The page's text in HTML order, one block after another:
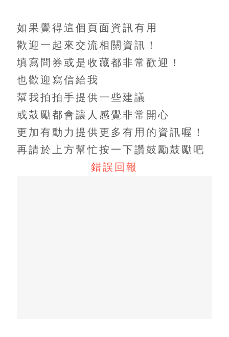
如果覺得這個頁面資訊有用
歡迎一起來交流相關資訊！
填寫問券或是收藏都非常歡迎！
也歡迎寫信給我
幫我拍拍手提供一些建議
或鼓勵都會讓人感覺非常開心
更加有動力提供更多有用的資訊喔！
再請於上方幫忙按一下讚鼓勵鼓勵吧
錯誤回報